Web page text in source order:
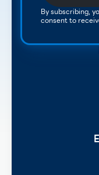
By subscribing,
consent to